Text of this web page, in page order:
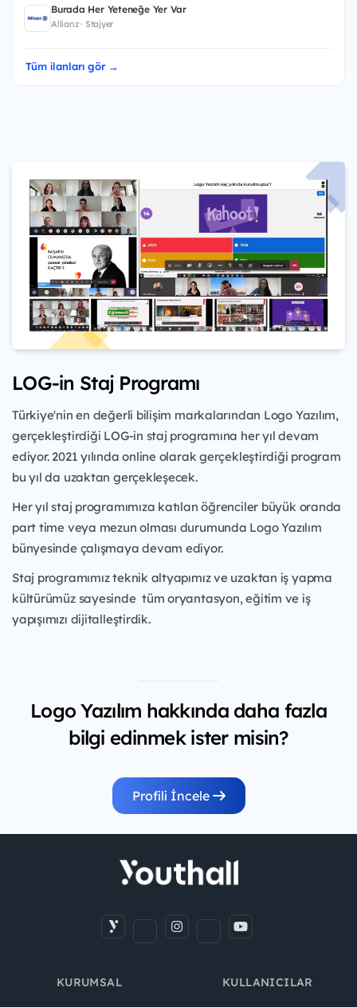
Burada Her Yeteneğe Yer Var
Allianz · Stajyer
Tüm ilanları gör →
LOG-in Staj Programı
Türkiye'nin en değerli bilişim markalarından Logo Yazılım,
gerçekleştirdiği LOG-in staj programına her yıl devam
ediyor. 2021 yılında online olarak gerçekleştirdiği program
bu yıl da uzaktan gerçekleşecek.
Her yıl staj programımıza katılan öğrenciler büyük oranda
part time veya mezun olması durumunda Logo Yazılım
bünyesinde çalışmaya devam ediyor.
Staj programımız teknik altyapımız ve uzaktan iş yapma
kültürümüz sayesinde tüm oryantasyon, eğitim ve iş
yapışımızı dijitalleştirdik.
Logo Yazılım hakkında daha fazla
bilgi edinmek ister misin?
Profili İncele
KURUMSAL KULLANICILAR